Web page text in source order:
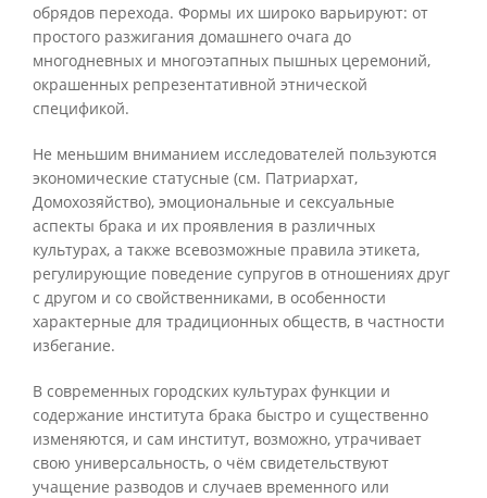
обрядов перехода. Формы их широко варьируют: от
простого разжигания домашнего очага до
многодневных и многоэтапных пышных церемоний,
окрашенных репрезентативной этнической
спецификой.
Не меньшим вниманием исследователей пользуются
экономические статусные (см. Патриархат,
Домохозяйство), эмоциональные и сексуальные
аспекты брака и их проявления в различных
культурах, а также всевозможные правила этикета,
регулирующие поведение супругов в отношениях друг
с другом и со свойственниками, в особенности
характерные для традиционных обществ, в частности
избегание.
В современных городских культурах функции и
содержание института брака быстро и существенно
изменяются, и сам институт, возможно, утрачивает
свою универсальность, о чём свидетельствуют
учащение разводов и случаев временного или